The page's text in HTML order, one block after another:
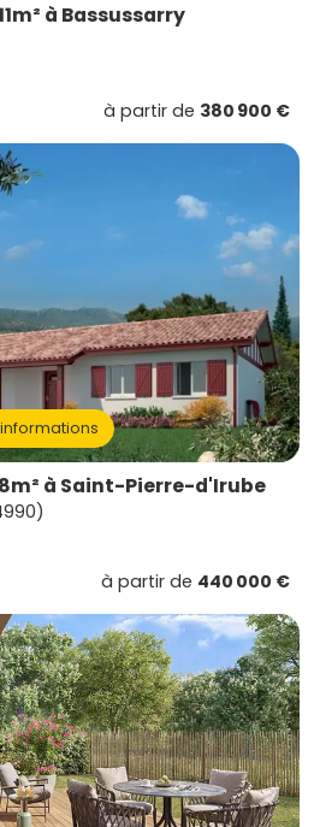
à Bassussarry
à partir de 380 900 €
à Saint-Pierre-d'Irube
à partir de 440 000 €